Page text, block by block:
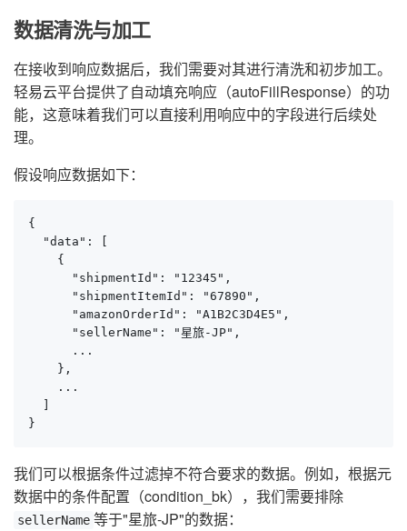
数据清洗与加工
在接收到响应数据后，我们需要对其进行清洗和初步加工。
轻易云平台提供了自动填充响应（autoFillResponse）的功
能，这意味着我们可以直接利用响应中的字段进行后续处
理。
假设响应数据如下：
{
  "data": [
    {
      "shipmentId": "12345",
      "shipmentItemId": "67890",
      "amazonOrderId": "A1B2C3D4E5",
      "sellerName": "星旅-JP",
      ...
    },
    ...
}
我们可以根据条件过滤掉不符合要求的数据。例如，根据元
数据中的条件配置（condition_bk），我们需要排除
sellerName 等于"星旅-JP"的数据：